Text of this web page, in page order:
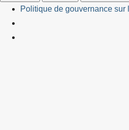
Politique de gouvernance sur